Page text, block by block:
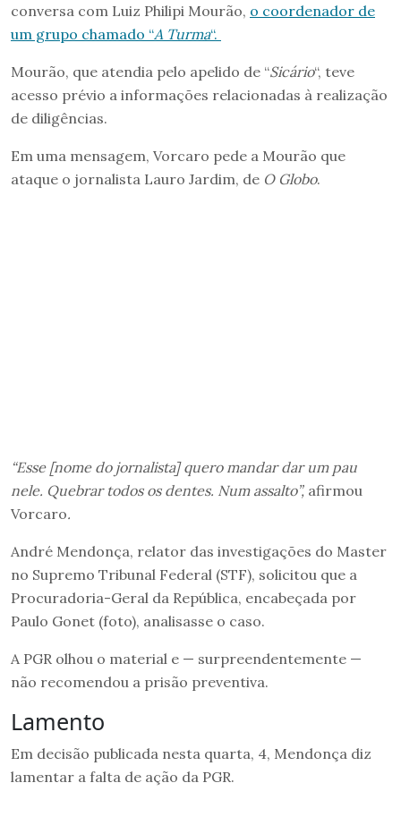
conversa com Luiz Philipi Mourão, o coordenador de
um grupo chamado “A Turma“.
Mourão, que atendia pelo apelido de “Sicário“, teve
acesso prévio a informações relacionadas à realização
de diligências.
Em uma mensagem, Vorcaro pede a Mourão que
ataque o jornalista Lauro Jardim, de O Globo.
“Esse [nome do jornalista] quero mandar dar um pau
nele. Quebrar todos os dentes. Num assalto”, afirmou
Vorcaro.
André Mendonça, relator das investigações do Master
no Supremo Tribunal Federal (STF), solicitou que a
Procuradoria-Geral da República, encabeçada por
Paulo Gonet (foto), analisasse o caso.
A PGR olhou o material e — surpreendentemente —
não recomendou a prisão preventiva.
Lamento
Em decisão publicada nesta quarta, 4, Mendonça diz
lamentar a falta de ação da PGR.